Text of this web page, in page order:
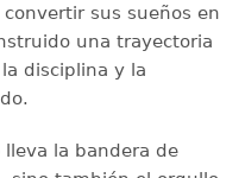
sus sueños en
una trayectoria
disciplina y la
la bandera de